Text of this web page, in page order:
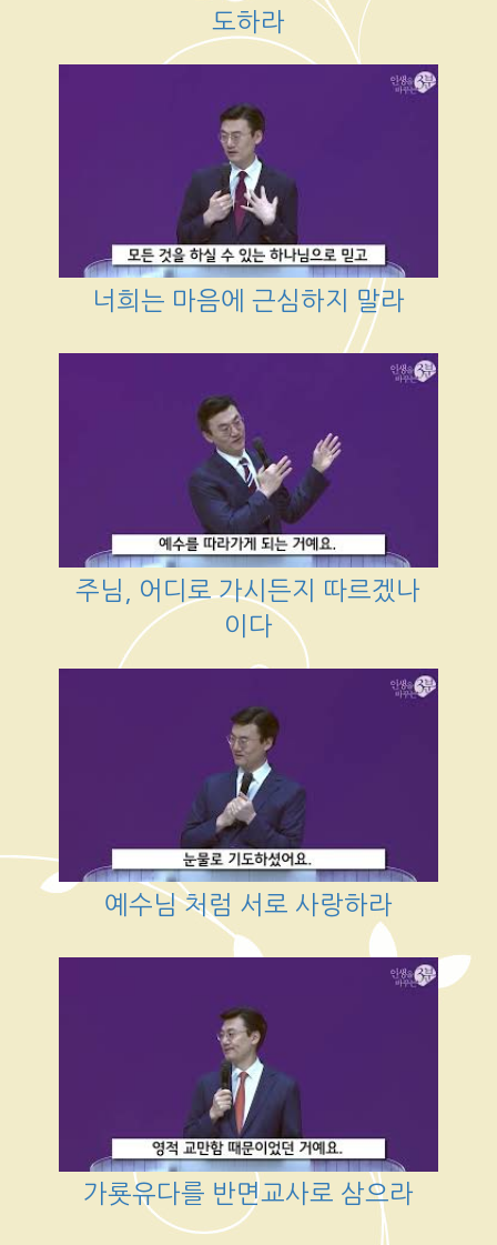
도하라
너희는 마음에 근심하지 말라
주님, 어디로 가시든지 따르겠나
이다
예수님 처럼 서로 사랑하라
가룟유다를 반면교사로 삼으라